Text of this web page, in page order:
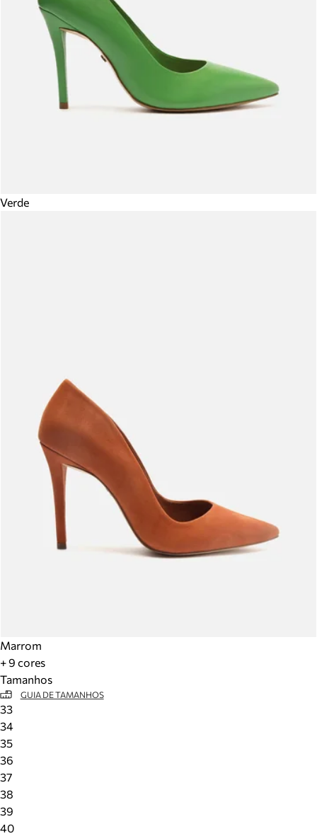
Verde
Marrom
+ 9 cores
Tamanhos
GUIA DE TAMANHOS
33
34
35
36
37
38
39
40